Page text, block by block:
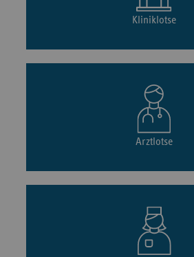
Kliniklotse
Arztlotse